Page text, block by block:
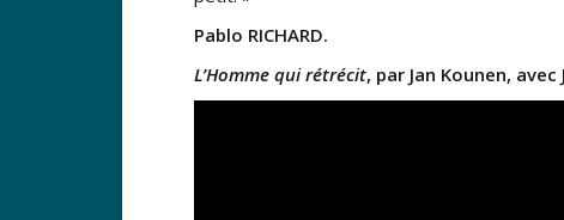
Pablo RICHARD.
L’Homme qui rétrécit, par Jan Kounen,